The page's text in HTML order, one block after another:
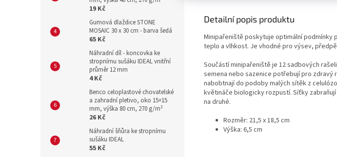
19 Kč
Gumová dlaždice STONE
MOSAIC 30 x 30 cm - barva šedá
65 Kč
Náhradní díl - koncovka ke
stropnímu sušáku IDEAL vnitřní
průměr 12 mm
4 Kč
Benco celoplastové chovatelské
a zahradní pletivo, oko 15×15
mm, výška 80 cm, 270 g/m²
26 Kč
Náhradní šňůra ke stropnímu
sušáku IDEAL
55 Kč
Detailní popis produktu
Minipařeniště poskytuje optimální
teplo a vlhkost. Je vhodné pro výsev,
Součástí minipařeniště je 12 sadbových
semena nebo sazenice potřebují pro
nabobtnají do podoby malých sítěk z
květináče biologicky rozpustí. Síťky
na druhé.
Rozměr: 21,5 x 18,5 cm
Výška: 6,5 cm